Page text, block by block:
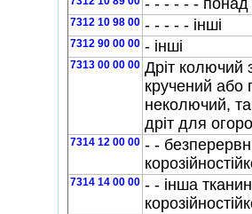
- - - - - -
7312 10 98 00 - - - - - iншi
7312 90 00 00 - iншi
7313 00 00 00 Дрiт колючий
кручений або
неколючий,
дрiт для
7314 12 00 00 - -
7314 14 00 00 - - iнша